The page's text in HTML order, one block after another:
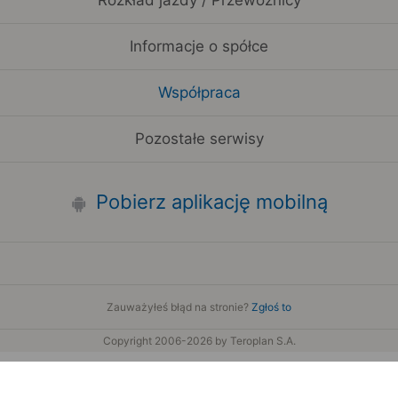
Informacje o spółce
Współpraca
Pozostałe serwisy
Pobierz aplikację mobilną
Zauważyłeś błąd na stronie? Zgłoś to
Copyright 2006-2026 by Teroplan S.A.